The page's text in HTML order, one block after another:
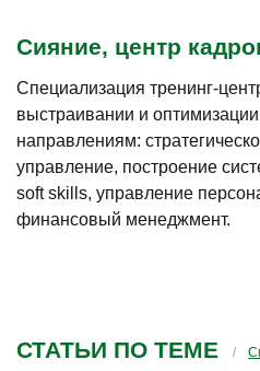
Сияние, центр
Специализация тренинг-
выстраивании и
направлениям:
управление, построение
soft skills, управление
финансовый менеджмент.
СТАТЬИ ПО ТЕМЕ